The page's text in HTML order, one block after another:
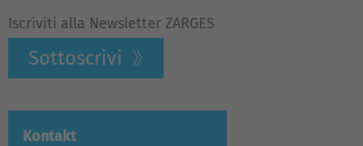
Iscriviti alla Newsletter ZARGES
Sottoscrivi
Kontakt